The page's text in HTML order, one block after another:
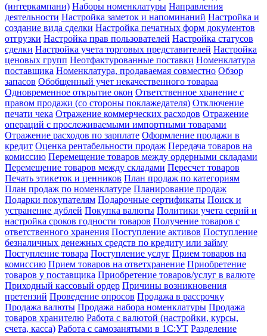
(интеркампани) Наборы номенклатуры Направления
деятельности Настройка заметок и напоминаний Настройка и
создание вида сделки Настройка печатных форм документов
отгрузки Настройка прав пользователей Настройка статусов
сделки Настройка учета торговых представителей Настройка
ценовых групп Неотфактурованные поставки Номенклатура
поставщика Номенклатура, продаваемая совместно Обзор
запасов Обобщенный учет некачественного товараа
Одновременное открытие окон Ответственное хранение с
правом продажи (со стороны поклажедателя) Отключение
печати чека Отражение коммерческих расходов Отражение
операций с прослеживаемыми импортными товарами
Отражение расходов по зарплате Оформление продажи в
кредит Оценка рентабельности продаж Передача товаров на
комиссию Перемещение товаров между ордерными складами
Перемещение товаров между складами Пересчет товаров
Печать этикеток и ценников План продаж по категориям
План продаж по номенклатуре Планирование продаж
Подарки покупателям Подарочные сертификаты Поиск и
устранение дублей Покупка валюты Политики учета серий и
настройка сроков годности товаров Получение товаров с
ответственного хранения Поступление активов Поступление
безналичных денежных средств по кредиту или займу
Поступление товара Поступление услуг Прием товаров на
комиссию Прием товаров на ответхранение Приобретение
товаров у поставщика Приобретение товаров/услуг в валюте
Приходный кассовый ордер Причины возникновения
претензий Проведение опросов Продажа в рассрочку
Продажа валюты Продажа набора номенклатуры Продажа
товаров хранителю Работа с валютой (настройки, курсы,
счета, касса) Работа с самозанятыми в 1С:УТ Разделение